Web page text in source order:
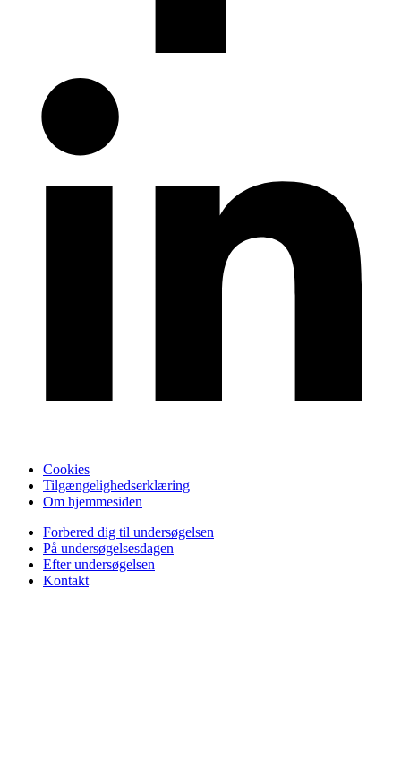
Cookies
Tilgængelighedserklæring
Om hjemmesiden
Forbered dig til undersøgelsen
På undersøgelsesdagen
Efter undersøgelsen
Kontakt